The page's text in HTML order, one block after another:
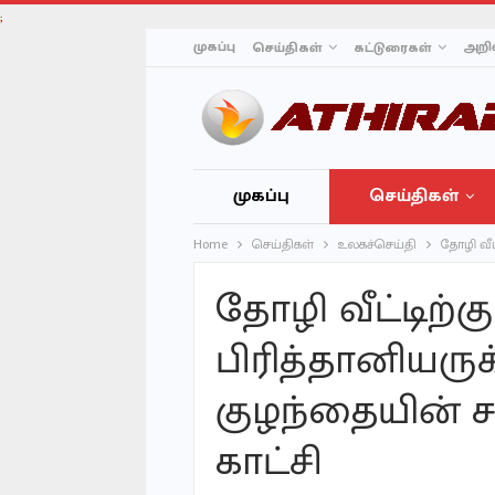
;
முகப்பு செய்திகள் கட்டுரைகள்
முகப்பு செய்திகள்
Home செய்திகள் உலகச்செய்தி தோழி
தோழி
குழந்தையின்
காட்சி